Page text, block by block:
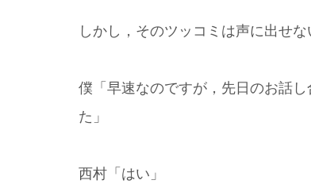
しかし，そのツッコミは声に出せな
僕「早速なのですが，先日のお話
た」
西村「はい」